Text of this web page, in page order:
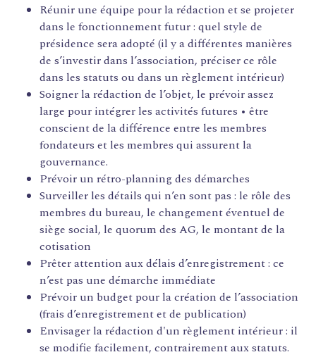
Réunir une équipe pour la rédaction et se projeter
dans le fonctionnement futur : quel style de
présidence sera adopté (il y a différentes manières
de s’investir dans l’association, préciser ce rôle
dans les statuts ou dans un règlement intérieur)
Soigner la rédaction de l’objet, le prévoir assez
large pour intégrer les activités futures • être
conscient de la différence entre les membres
fondateurs et les membres qui assurent la
gouvernance.
Prévoir un rétro-planning des démarches
Surveiller les détails qui n’en sont pas : le rôle des
membres du bureau, le changement éventuel de
siège social, le quorum des AG, le montant de la
cotisation
Prêter attention aux délais d’enregistrement : ce
n’est pas une démarche immédiate
Prévoir un budget pour la création de l’association
(frais d’enregistrement et de publication)
Envisager la rédaction d'un règlement intérieur : il
se modifie facilement, contrairement aux statuts.